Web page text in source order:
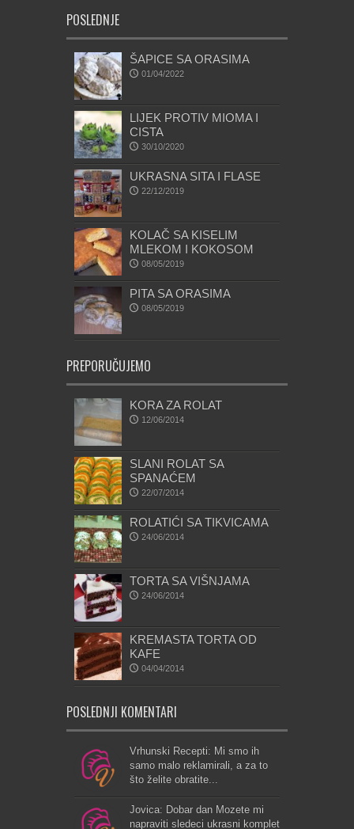
POSLEDNJE
ŠAPICE SA ORASIMA
01/04/2022
LIJEK PROTIV MIOMA I
CISTA
30/10/2020
UKRASNA SITA I FLASE
22/12/2019
KOLAČ SA KISELIM
MLEKOM I KOKOSOM
08/05/2019
PITA SA ORASIMA
08/05/2019
PREPORUČUJEMO
KORA ZA ROLAT
12/06/2014
SLANI ROLAT SA
SPANAĆEM
22/07/2014
ROLATIĆI SA TIKVICAMA
24/06/2014
TORTA SA VIŠNJAMA
24/06/2014
KREMASTA TORTA OD
KAFE
04/04/2014
POSLEDNJI KOMENTARI
Vrhunski Recepti: Mi smo ih
samo malo reklamirali, a za to
što želite obratite...
Jovica: Dobar dan Mozete mi
napraviti sledeci ukrasni komplet